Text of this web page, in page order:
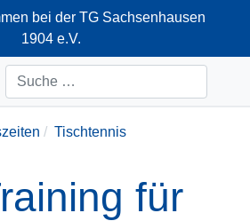
bei der TG Sachsenhausen
1904 e.V.
+49-69-66374712
Suchen
Tischtennis
für